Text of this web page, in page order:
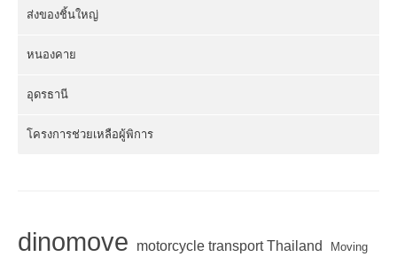
ส่งของชิ้นใหญ่
หนองคาย
อุดรธานี
โครงการช่วยเหลือผู้พิการ
dinomove motorcycle transport Thailand Moving